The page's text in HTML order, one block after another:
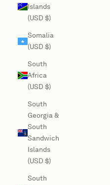
Islands
(USD $)
Somalia
(USD $)
South
Africa
(USD $)
South
Georgia &
South
Sandwich
Islands
(USD $)
South